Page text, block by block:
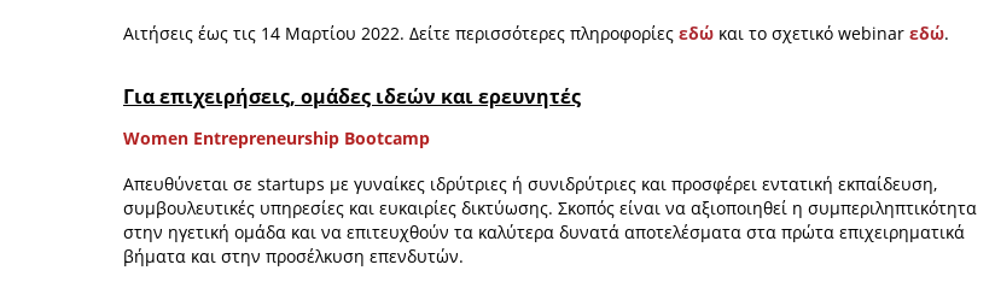
Αιτήσεις έως τις 14 Μαρτίου 2022. Δείτε περισσότερες πληροφορίες εδώ και το σχετικό webinar εδώ.
Για επιχειρήσεις, ομάδες ιδεών και ερευνητές
Women Entrepreneurship Bootcamp
Απευθύνεται σε startups με γυναίκες ιδρύτριες ή συνιδρύτριες και προσφέρει εντατική εκπαίδευση,
συμβουλευτικές υπηρεσίες και ευκαιρίες δικτύωσης. Σκοπός είναι να αξιοποιηθεί η συμπεριληπτικότητα
στην ηγετική ομάδα και να επιτευχθούν τα καλύτερα δυνατά αποτελέσματα στα πρώτα επιχειρηματικά
βήματα και στην προσέλκυση επενδυτών.